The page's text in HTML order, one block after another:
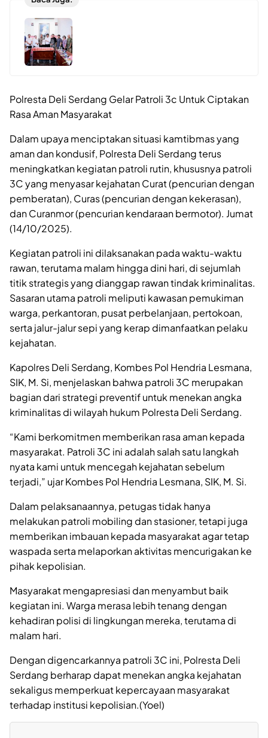
Polresta Deli Serdang Gelar Patroli 3c Untuk Ciptakan
Rasa Aman Masyarakat
Dalam upaya menciptakan situasi kamtibmas yang
aman dan kondusif, Polresta Deli Serdang terus
meningkatkan kegiatan patroli rutin, khususnya patroli
3C yang menyasar kejahatan Curat (pencurian dengan
pemberatan), Curas (pencurian dengan kekerasan),
dan Curanmor (pencurian kendaraan bermotor). Jumat
(14/10/2025).
Kegiatan patroli ini dilaksanakan pada waktu-waktu
rawan, terutama malam hingga dini hari, di sejumlah
titik strategis yang dianggap rawan tindak kriminalitas.
Sasaran utama patroli meliputi kawasan pemukiman
warga, perkantoran, pusat perbelanjaan, pertokoan,
serta jalur-jalur sepi yang kerap dimanfaatkan pelaku
kejahatan.
Kapolres Deli Serdang, Kombes Pol Hendria Lesmana,
SIK, M. Si, menjelaskan bahwa patroli 3C merupakan
bagian dari strategi preventif untuk menekan angka
kriminalitas di wilayah hukum Polresta Deli Serdang.
“Kami berkomitmen memberikan rasa aman kepada
masyarakat. Patroli 3C ini adalah salah satu langkah
nyata kami untuk mencegah kejahatan sebelum
terjadi,” ujar Kombes Pol Hendria Lesmana, SIK, M. Si.
Dalam pelaksanaannya, petugas tidak hanya
melakukan patroli mobiling dan stasioner, tetapi juga
memberikan imbauan kepada masyarakat agar tetap
waspada serta melaporkan aktivitas mencurigakan ke
pihak kepolisian.
Masyarakat mengapresiasi dan menyambut baik
kegiatan ini. Warga merasa lebih tenang dengan
kehadiran polisi di lingkungan mereka, terutama di
malam hari.
Dengan digencarkannya patroli 3C ini, Polresta Deli
Serdang berharap dapat menekan angka kejahatan
sekaligus memperkuat kepercayaan masyarakat
terhadap institusi kepolisian.(Yoel)